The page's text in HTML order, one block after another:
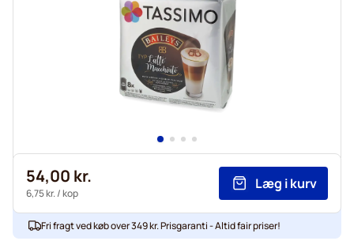
54,00 kr.
6,75 kr./ kop
Læg i kurv
Fri fragt ved køb over 349 kr. Prisgaranti - Altid fair priser!